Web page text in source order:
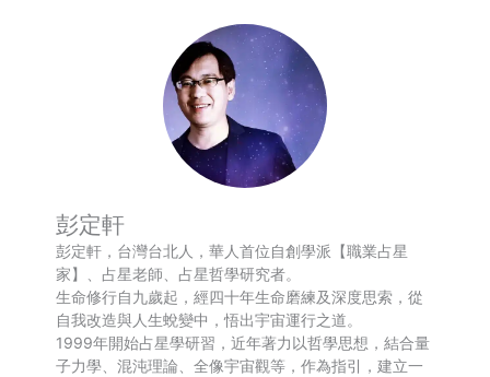
彭定軒
彭定軒，台灣台北人，華人首位自創學派【職業占星
家】、占星老師、占星哲學研究者。
生命修行自九歲起，經四十年生命磨練及深度思索，從
自我改造與人生蛻變中，悟出宇宙運行之道。
1999年開始占星學研習，近年著力以哲學思想，結合量
子力學、混沌理論、全像宇宙觀等，作為指引，建立一